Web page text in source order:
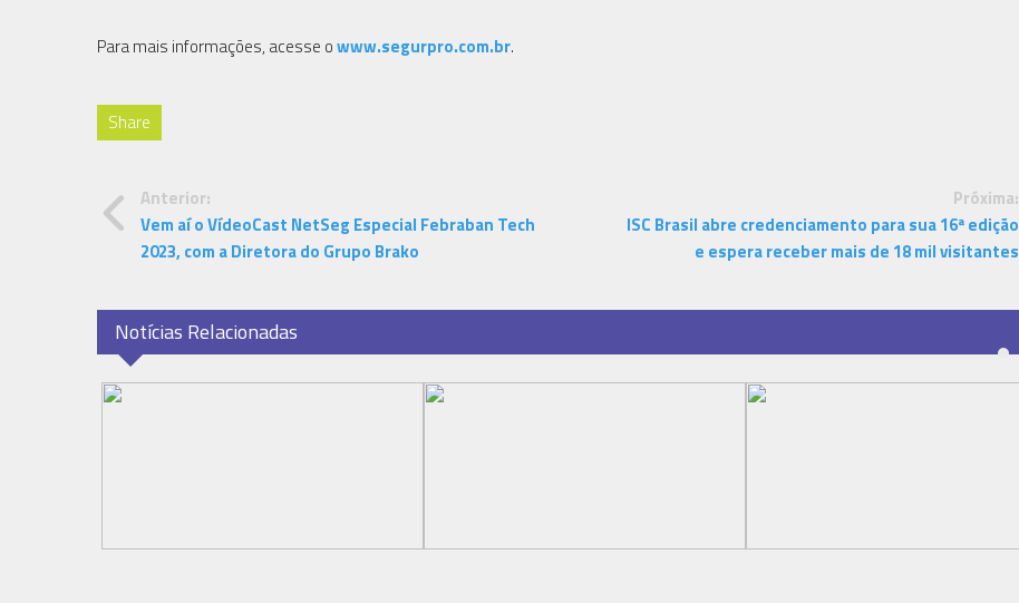
Para mais informações, acesse owww.segurpro.com.br.
Share
Anterior:
Vem aí o VídeoCast NetSeg Especial Febraban Tech
2023, com a Diretora do Grupo Brako
Próxima:
ISC Brasil abre credenciamento para sua 16ª edição
e espera receber mais de 18 mil visitantes
Notícias Relacionadas